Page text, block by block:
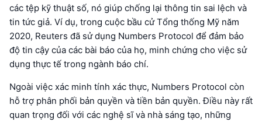
các tệp kỹ thuật số, nó giúp chống lại thông tin sai lệch và
tin tức giả. Ví dụ, trong cuộc bầu cử Tổng thống Mỹ năm
2020, Reuters đã sử dụng Numbers Protocol để đảm bảo
độ tin cậy của các bài báo của họ, minh chứng cho việc sử
dụng thực tế trong ngành báo chí.
Ngoài việc xác minh tính xác thực, Numbers Protocol còn
hỗ trợ phân phối bản quyền và tiền bản quyền. Điều này rất
quan trọng đối với các nghệ sĩ và nhà sáng tạo, những